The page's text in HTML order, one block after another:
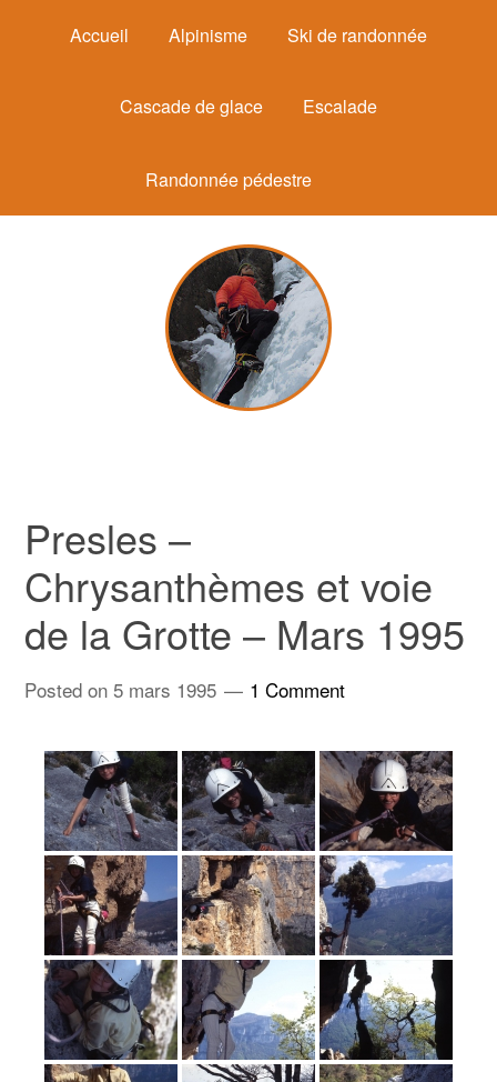
Accueil Alpinisme Ski de randonnée
Cascade de glace Escalade
Randonnée pédestre
Presles –
Chrysanthèmes et voie
de la Grotte – Mars 1995
Posted on 5 mars 1995 1 Comment